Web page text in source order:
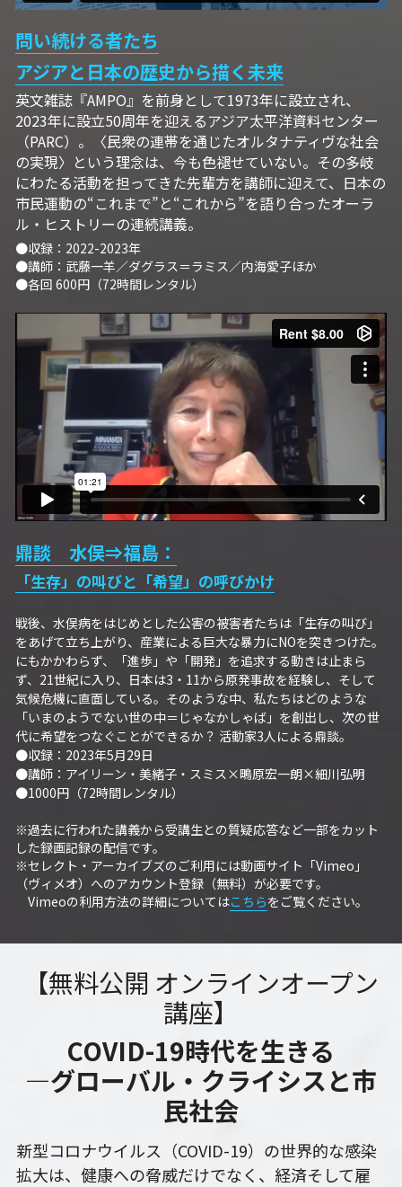
問い続ける者たち
アジアと日本の歴史から描く未来
英文雑誌『AMPO』を前身として1973年に設立され、
2023年に設立50周年を迎えるアジア太平洋資料センター
（PARC）。〈民衆の連帯を通じたオルタナティヴな社会
の実現〉という理念は、今も色褪せていない。その多岐
にわたる活動を担ってきた先輩方を講師に迎えて、日本の
市民運動の“これまで”と“これから”を語り合ったオーラ
ル・ヒストリーの連続講義。
●収録：2022-2023年
●講師：武藤一羊／ダグラス＝ラミス／内海愛子ほか
●各回 600円（72時間レンタル）
鼎談　水俣⇒福島：
「生存」の叫びと「希望」の呼びかけ
戦後、水俣病をはじめとした公害の被害者たちは「生存の叫び」
をあげて立ち上がり、産業による巨大な暴力にNOを突きつけた。
にもかかわらず、「進歩」や「開発」を追求する動きは止まら
ず、21世紀に入り、日本は3・11から原発事故を経験し、そして
気候危機に直面している。そのような中、私たちはどのような
「いまのようでない世の中＝じゃなかしゃば」を創出し、次の世
代に希望をつなぐことができるか？ 活動家3人による鼎談。
●収録：2023年5月29日
●講師：アイリーン・美緒子・スミス×鴫原宏一朗×細川弘明
●1000円（72時間レンタル）
※過去に行われた講義から受講生との質疑応答など一部をカット
した録画記録の配信です。
※セレクト・アーカイブズのご利用には動画サイト「Vimeo」
（ヴィメオ）へのアカウント登録（無料）が必要です。
Vimeoの利用方法の詳細についてはこちらをご覧ください。
【無料公開 オンラインオープン
講座】
COVID-19時代を生きる
―グローバル・クライシスと市
民社会
新型コロナウイルス（COVID-19）の世界的な感染
拡大は、健康への脅威だけでなく、経済そして雇
08ナワトル語講座
10ルイース英会話
アートをめぐるFWin関東
アートをめぐるFWin関西
自主講座・ムトーさんと英文精読
TP翻訳チーム専用越境受講申し込み
【越境】01テック・ジャスティス―AI時代の差
【越境】02「自由と平等」の国の帝国主義
【越境】03人権を保障するのは誰か？――国
家・国際社会の枠組みの限界と希望
【越境】05「共に生きる」ための社会調査――
川崎の地域実践から学ぶ
【越境】06農と食の民主主義を実現する
【越境】07アイヌ語を学びつつ、日本語の問題
としてとらえかえす
【越境】08ラテンアメリカ先住民の言語と文化
語を知る
【越境】11鎌田慧 時代を描く・ルポルタージュ
の現場から
PARC田んぼ2026年6月
足尾ツアー
自然栽培2025
沖縄勉強会2024年11月
13表現することは生きること
13表現することは生きること
12ビオダンサ
12ビオダンサ